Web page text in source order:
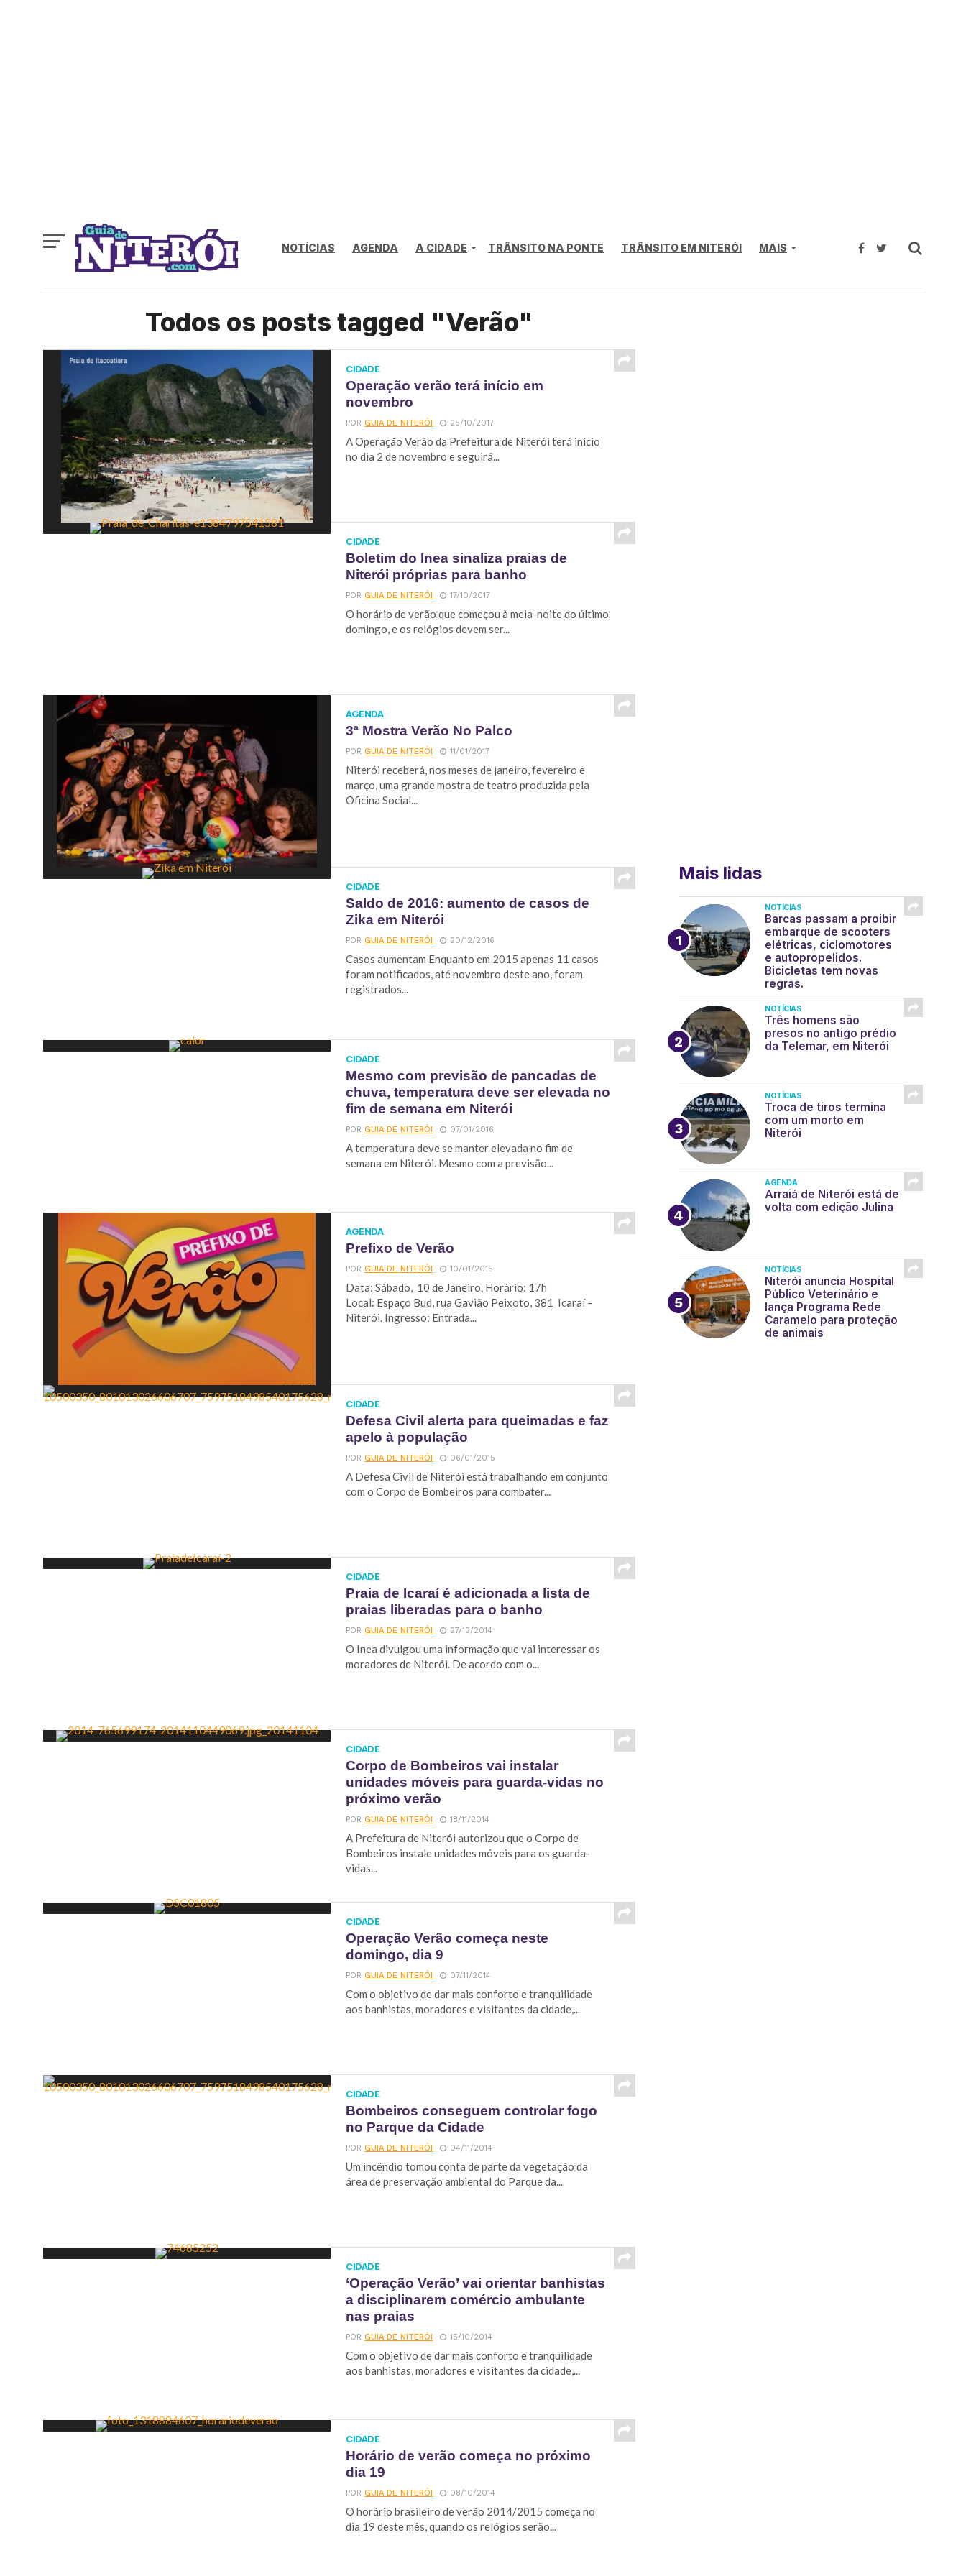
NOTÍCIAS AGENDA A CIDADE TRÂNSITO NA PONTE TRÂNSITO EM NITERÓI MAIS
Todos os posts tagged "Verão"
CIDADE
Operação verão terá início em
novembro
PORGUIA DE NITERÓI 25/10/2017
A Operação Verão da Prefeitura de Niterói terá início
no dia 2 de novembro e seguirá...
CIDADE
Boletim do Inea sinaliza praias de
Niterói próprias para banho
PORGUIA DE NITERÓI 17/10/2017
O horário de verão que começou à meia-noite do último
domingo, e os relógios devem ser...
AGENDA
3ª Mostra Verão No Palco
PORGUIA DE NITERÓI 11/01/2017
Niterói receberá, nos meses de janeiro, fevereiro e
março, uma grande mostra de teatro produzida pela
Oficina Social...
CIDADE
Saldo de 2016: aumento de casos de
Zika em Niterói
PORGUIA DE NITERÓI 20/12/2016
Casos aumentam Enquanto em 2015 apenas 11 casos
foram notificados, até novembro deste ano, foram
registrados...
CIDADE
Mesmo com previsão de pancadas de
chuva, temperatura deve ser elevada no
fim de semana em Niterói
PORGUIA DE NITERÓI 07/01/2016
A temperatura deve se manter elevada no fim de
semana em Niterói. Mesmo com a previsão...
AGENDA
Prefixo de Verão
PORGUIA DE NITERÓI 10/01/2015
Data: Sábado, 10 de Janeiro. Horário: 17h
Local: Espaço Bud, rua Gavião Peixoto, 381 Icaraí –
Niterói. Ingresso: Entrada...
CIDADE
Defesa Civil alerta para queimadas e faz
apelo à população
PORGUIA DE NITERÓI 06/01/2015
A Defesa Civil de Niterói está trabalhando em conjunto
com o Corpo de Bombeiros para combater...
CIDADE
Praia de Icaraí é adicionada a lista de
praias liberadas para o banho
PORGUIA DE NITERÓI 27/12/2014
O Inea divulgou uma informação que vai interessar os
moradores de Niterói. De acordo com o...
CIDADE
Corpo de Bombeiros vai instalar
unidades móveis para guarda-vidas no
próximo verão
PORGUIA DE NITERÓI 18/11/2014
A Prefeitura de Niterói autorizou que o Corpo de
Bombeiros instale unidades móveis para os guarda-
vidas...
CIDADE
Operação Verão começa neste
domingo, dia 9
PORGUIA DE NITERÓI 07/11/2014
Com o objetivo de dar mais conforto e tranquilidade
aos banhistas, moradores e visitantes da cidade,...
CIDADE
Bombeiros conseguem controlar fogo
no Parque da Cidade
PORGUIA DE NITERÓI 04/11/2014
Um incêndio tomou conta de parte da vegetação da
área de preservação ambiental do Parque da...
CIDADE
‘Operação Verão’ vai orientar banhistas
a disciplinarem comércio ambulante
nas praias
PORGUIA DE NITERÓI 15/10/2014
Com o objetivo de dar mais conforto e tranquilidade
aos banhistas, moradores e visitantes da cidade,...
CIDADE
Horário de verão começa no próximo
dia 19
PORGUIA DE NITERÓI 08/10/2014
O horário brasileiro de verão 2014/2015 começa no
dia 19 deste mês, quando os relógios serão...
Mais lidas
NOTÍCIAS
Barcas passam a proibir
embarque de scooters
elétricas, ciclomotores
e autopropelidos.
Bicicletas tem novas
regras.
NOTÍCIAS
Três homens são
presos no antigo prédio
da Telemar, em Niterói
NOTÍCIAS
Troca de tiros termina
com um morto em
Niterói
AGENDA
Arraiá de Niterói está de
volta com edição Julina
NOTÍCIAS
Niterói anuncia Hospital
Público Veterinário e
lança Programa Rede
Caramelo para proteção
de animais